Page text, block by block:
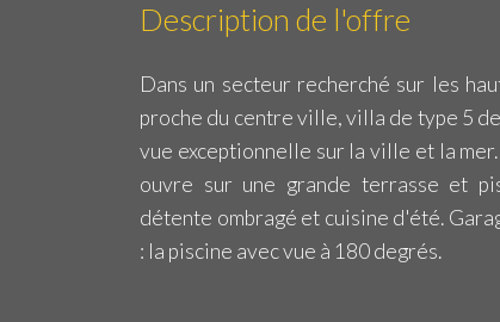
Description de l'offre
Dans un secteur recherché sur les
proche du centre ville, villa de type 5
vue exceptionnelle sur la ville et la mer.
ouvre sur une grande terrasse et
détente ombragé et cuisine d'été.
: la piscine avec vue à 180 degrés.